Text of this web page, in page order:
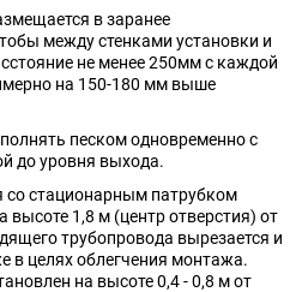
в заранее
между стенками установки и
не менее 250мм с каждой
на 150-180 мм выше
песком одновременно с
до уровня выхода.
со стационарным патрубком
1,8 м (центр отверстия) от
трубопровода вырезается и
в целях облегчения монтажа.
на высоте 0,4 - 0,8 м от